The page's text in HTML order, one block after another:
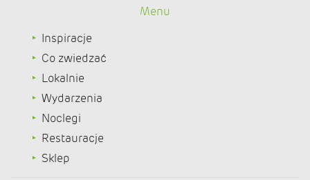
Menu
Inspiracje
Co zwiedzać
Lokalnie
Wydarzenia
Noclegi
Restauracje
Sklep